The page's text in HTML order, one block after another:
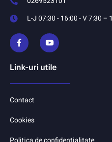
L-J 07:30 - 16:00 - V 7:30 –
Link-uri utile
Contact
Cookies